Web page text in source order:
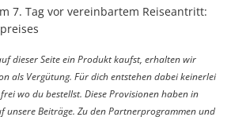
7. Tag vor vereinbartem Reiseantritt:
dieser Seite ein Produkt kaufst, erhalten wir
als Vergütung. Für dich entstehen dabei keinerlei
wo du bestellst. Diese Provisionen haben in
unsere Beiträge. Zu den Partnerprogrammen und